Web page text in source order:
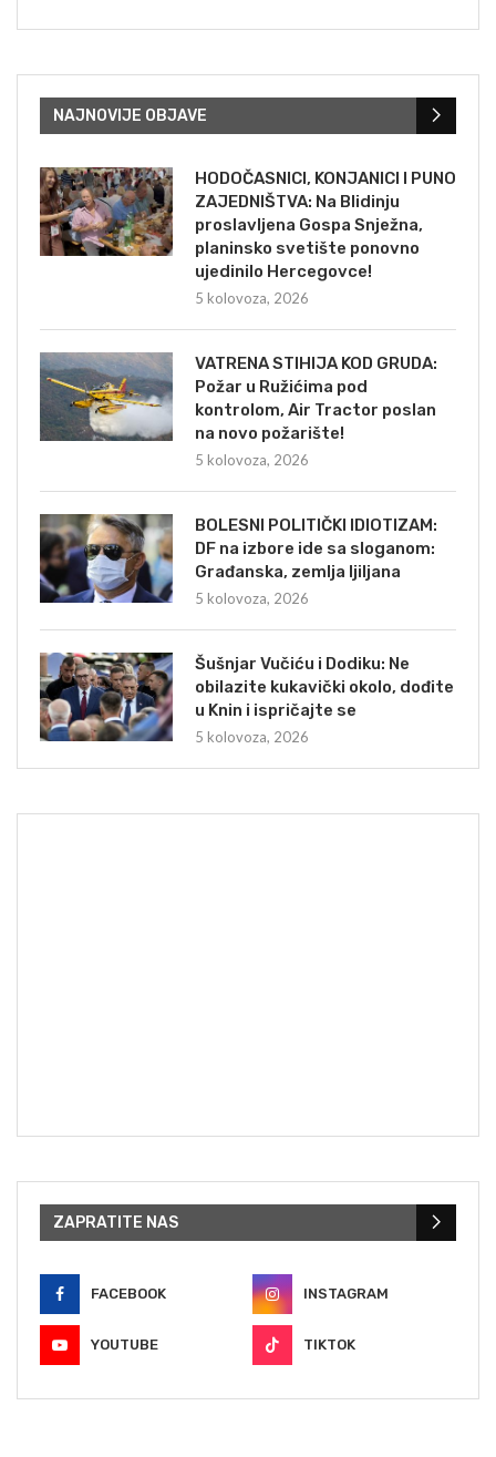
NAJNOVIJE OBJAVE
HODOČASNICI, KONJANICI I PUNO
ZAJEDNIŠTVA: Na Blidinju
proslavljena Gospa Snježna,
planinsko svetište ponovno
ujedinilo Hercegovce!
5 kolovoza, 2026
VATRENA STIHIJA KOD GRUDA:
Požar u Ružićima pod
kontrolom, Air Tractor poslan
na novo požarište!
5 kolovoza, 2026
BOLESNI POLITIČKI IDIOTIZAM:
DF na izbore ide sa sloganom:
Građanska, zemlja ljiljana
5 kolovoza, 2026
Šušnjar Vučiću i Dodiku: Ne
obilazite kukavički okolo, dođite
u Knin i ispričajte se
5 kolovoza, 2026
ZAPRATITE NAS
FACEBOOK INSTAGRAM
YOUTUBE TIKTOK